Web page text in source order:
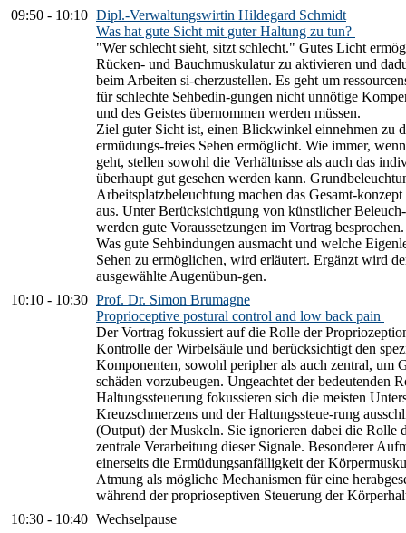
09:50 - 10:10 Dipl.-Verwaltungswirtin Hildegard Schmidt
Was hat gute Sicht mit guter Haltung zu tun?
"Wer schlecht sieht, sitzt schlecht." Gutes Licht
Rücken- und Bauchmuskulatur zu aktivieren und
beim Arbeiten si-cherzustellen. Es geht um
für schlechte Sehbedin-gungen nicht unnötige
und des Geistes übernommen werden müssen.
Ziel guter Sicht ist, einen Blickwinkel einnehmen zu
ermüdungs-freies Sehen ermöglicht. Wie immer,
geht, stellen sowohl die Verhältnisse als auch das
überhaupt gut gesehen werden kann.
Arbeitsplatzbeleuchtung machen das Gesamt-
aus. Unter Berücksichtigung von künstlicher
werden gute Voraussetzungen im Vortrag besprochen.
Was gute Sehbindungen ausmacht und welche
Sehen zu ermöglichen, wird erläutert. Ergänzt wird
ausgewählte Augenübun-gen.
10:10 - 10:30 Prof. Dr. Simon Brumagne
Proprioceptive postural control and low back pain
Der Vortrag fokussiert auf die Rolle der
Kontrolle der Wirbelsäule und berücksichtigt den
Komponenten, sowohl peripher als auch zentral, um
schäden vorzubeugen. Ungeachtet der bedeutenden
Haltungssteuerung fokussieren sich die meisten
Kreuzschmerzens und der Haltungssteue-rung
(Output) der Muskeln. Sie ignorieren dabei die Rolle
zentrale Verarbeitung dieser Signale. Besonderer
einerseits die Ermüdungsanfälligkeit der
Atmung als mögliche Mechanismen für eine
während der proprioseptiven Steuerung der
10:30 - 10:40 Wechselpause